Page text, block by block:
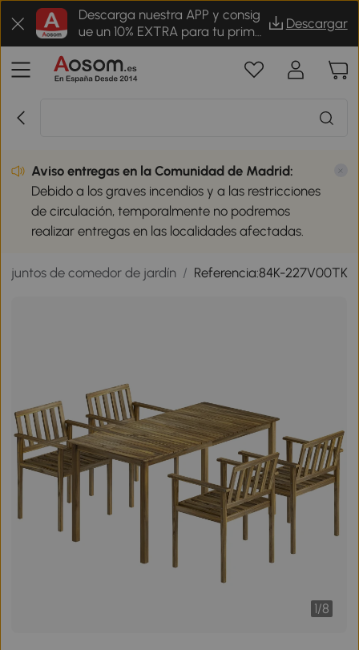
Descarga nuestra APP y consig
ue un 10% EXTRA para tu prime
r pedido
Descargar
Aviso entregas en la Comunidad de Madrid:
Debido a los graves incendios y a las restricciones
de circulación, temporalmente no podremos
realizar entregas en las localidades afectadas.
de comedor de jardín / Referencia:84K-227V00TK
1/8